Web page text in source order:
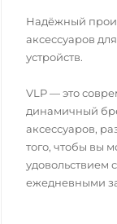
Надёжный
аксессуаров
устройств.
VLP — это
динамичный
аксессуаров,
того, чтобы вы
удовольствием
ежедневными